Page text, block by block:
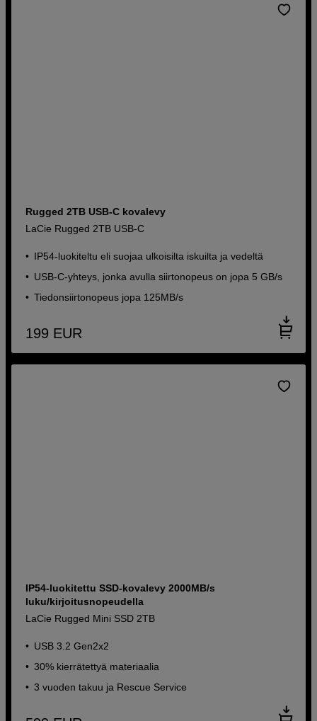
Rugged 2TB USB-C kovalevy
LaCie Rugged 2TB USB-C
IP54-luokiteltu eli suojaa ulkoisilta iskuilta ja vedeltä
USB-C-yhteys, jonka avulla siirtonopeus on jopa 5 GB/s
Tiedonsiirtonopeus jopa 125MB/s
199 EUR
IP54-luokitettu SSD-kovalevy 2000MB/s
luku/kirjoitusnopeudella
LaCie Rugged Mini SSD 2TB
USB 3.2 Gen2x2
30% kierrätettyä materiaalia
3 vuoden takuu ja Rescue Service